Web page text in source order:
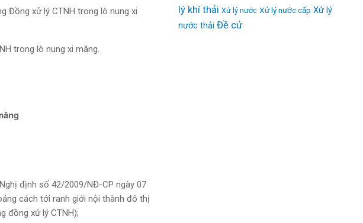
Đồng xử lý CTNH trong lò nung xi
trong lò nung xi măng.
định số 42/2009/NĐ-CP ngày 07
cách tới ranh giới nội thành đô thị
đồng xử lý CTNH);
lý khí thải Xử lý nước Xử lý nước cấp Xử lý
nước thải Đề cử